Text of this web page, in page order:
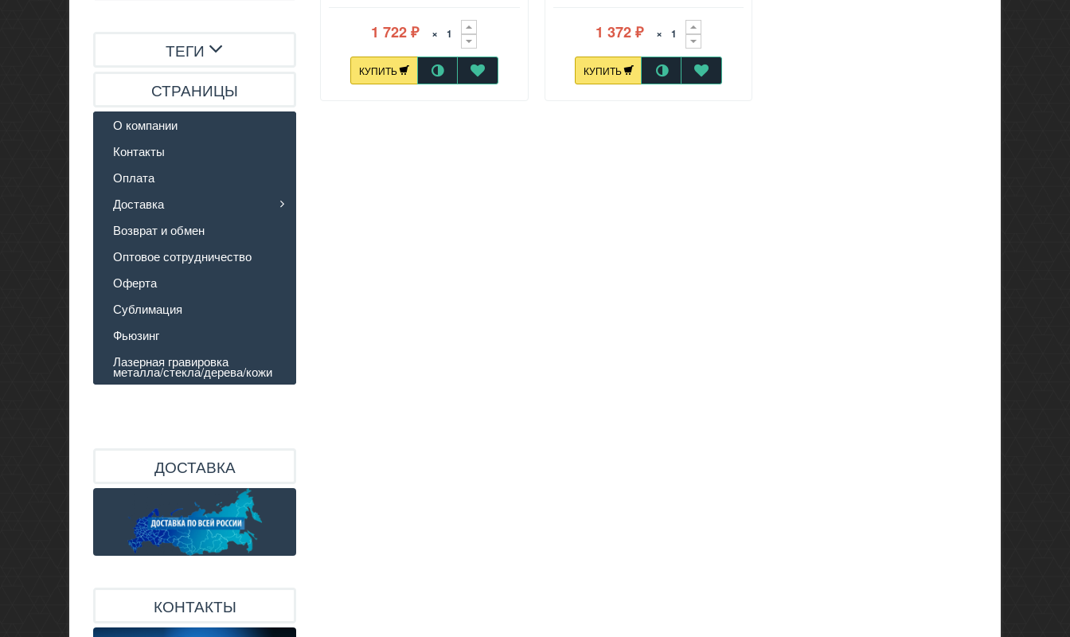
1 722₽ ×
КУПИТЬ
1 372 ₽ ×
КУПИТЬ
ТЕГИ
СТРАНИЦЫ
О компании
Контакты
Оплата
Доставка
Возврат и обмен
Оптовое сотрудничество
Оферта
Сублимация
Фьюзинг
Лазерная гравировка
металла/стекла/дерева/кожи
ДОСТАВКА
КОНТАКТЫ